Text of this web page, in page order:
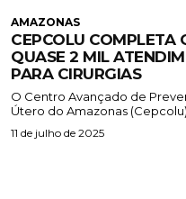
AMAZONAS
CEPCOLU COMPLETA
QUASE 2 MIL
PARA CIRURGIAS
O Centro Avançado de
Útero do Amazonas
11 de julho de 2025